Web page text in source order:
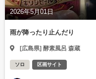
2026年5月01日
雨が降ったり止んだり
[広島県] 酵素風呂 森蔵
ソロ 区画サイト